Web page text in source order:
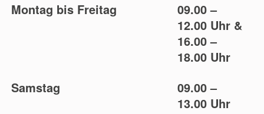
Montag bis Freitag
09.00 –
12.00 Uhr &
16.00 –
18.00 Uhr
Samstag
09.00 –
13.00 Uhr